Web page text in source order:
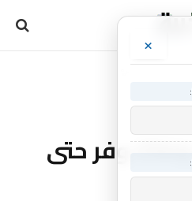
كوبونات خصم Chirp: وفر حتى
×